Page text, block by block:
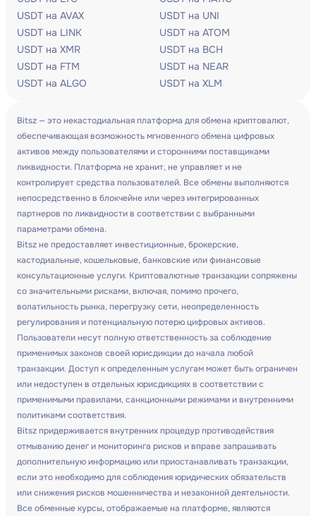
USDT на AVAX
USDT на UNI
USDT на LINK
USDT на ATOM
USDT на XMR
USDT на BCH
USDT на FTM
USDT на NEAR
USDT на ALGO
USDT на XLM
Bitsz — это некастодиальная платформа для обмена криптовалют,
обеспечивающая возможность мгновенного обмена цифровых
активов между пользователями и сторонними поставщиками
ликвидности. Платформа не хранит, не управляет и не
контролирует средства пользователей. Все обмены выполняются
непосредственно в блокчейне или через интегрированных
партнеров по ликвидности в соответствии с выбранными
параметрами обмена.
Bitsz не предоставляет инвестиционные, брокерские,
кастодиальные, кошельковые, банковские или финансовые
консультационные услуги. Криптовалютные транзакции сопряжены
со значительными рисками, включая, помимо прочего,
волатильность рынка, перегрузку сети, неопределенность
регулирования и потенциальную потерю цифровых активов.
Пользователи несут полную ответственность за соблюдение
применимых законов своей юрисдикции до начала любой
транзакции. Доступ к определенным услугам может быть ограничен
или недоступен в отдельных юрисдикциях в соответствии с
применимыми правилами, санкционными режимами и внутренними
политиками соответствия.
Bitsz придерживается внутренних процедур противодействия
отмыванию денег и мониторинга рисков и вправе запрашивать
дополнительную информацию или приостанавливать транзакции,
если это необходимо для соблюдения юридических обязательств
или снижения рисков мошенничества и незаконной деятельности.
Все обменные курсы, отображаемые на платформе, являются